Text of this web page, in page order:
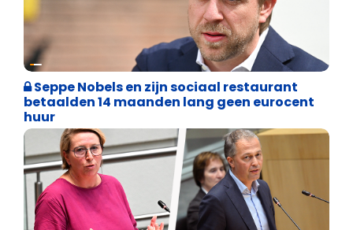
Binnenland politiek
Seppe Nobels en zijn sociaal restaurant
betaalden 14 maanden lang geen eurocent
huur